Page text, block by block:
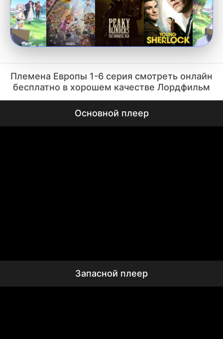
Племена Европы 1-6 серия смотреть онлайн
бесплатно в хорошем качестве Лордфильм
Основной плеер
Запасной плеер